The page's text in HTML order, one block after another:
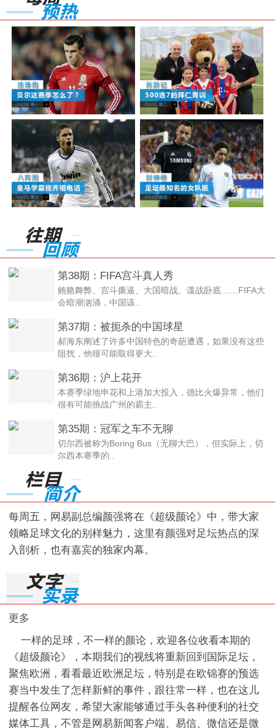
第38期：FIFA宫斗真人秀
贿赂舞弊、宫斗撕逼、大国暗战、谍战卧底……FIFA大
会暗潮汹涌，中国该..
第37期：被扼杀的中国球星
郝海东阐述了许多中国特色的奇葩遭遇，如果没有这些
阻扰，他很可能取得更大..
第36期：沪上花开
本赛季绿地申花和上港加大投入，德比火爆异常，他们
很有可能挑战广州的霸主..
第35期：冠军之车不无聊
切尔西被称为Boring Bus（无聊大巴），但实际上，切
尔西本赛季的..
每周五，网易副总编颜强将在《超级颜论》中，带大家
领略足球文化的别样魅力，这里有颜强对足坛热点的深
入剖析，也有嘉宾的独家内幕。
更多
一样的足球，不一样的颜论，欢迎各位收看本期的
《超级颜论》，本期我们的视线将重新回到国际足坛，
聚焦欧洲，看看最近欧洲足坛，特别是在欧锦赛的预选
赛当中发生了怎样新鲜的事件，跟往常一样，也在这儿
提醒各位网友，希望大家能够通过手头各种便利的社交
媒体工具，不管是网易新闻客户端、易信、微信还是微